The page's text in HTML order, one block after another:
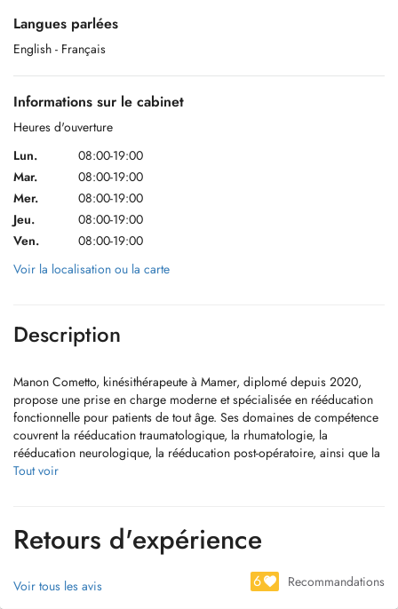
Langues parlées
English - Français
Informations sur le cabinet
Heures d'ouverture
Lun.
08:00-19:00
Mar.
08:00-19:00
Mer.
08:00-19:00
Jeu.
08:00-19:00
Ven.
08:00-19:00
Voir la localisation ou la carte
Description
Manon Cometto, kinésithérapeute à Mamer, diplomé depuis 2020,
propose une prise en charge moderne et spécialisée en rééducation
fonctionnelle pour patients de tout âge. Ses domaines de compétence
couvrent la rééducation traumatologique, la rhumatologie, la
rééducation neurologique, la rééducation post-opératoire, ainsi que la
prise en charge de la maladie de Parkinson et la rééducation
Elle assure également la rééducation respiratoire, la rééducation à la
marche, la rééducation périnéale postnatale, ainsi que des séances
Ses techniques incluent le drainage lymphatique manuel, le massage
Tout voir
Retours d'expérience
Voir tous les avis 6 Recommandations